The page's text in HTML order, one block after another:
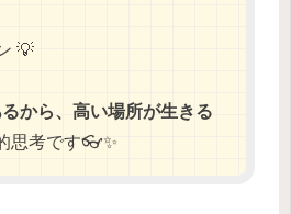
💡
から、高い場所が生きる
思考です👓✨